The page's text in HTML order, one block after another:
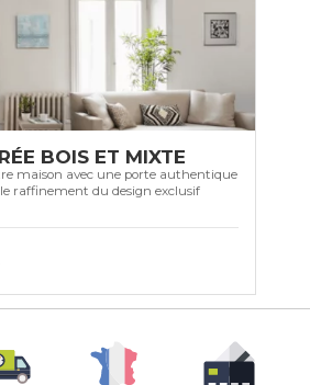
BOIS ET MIXTE
maison avec une porte authentique
raffinement du design exclusif